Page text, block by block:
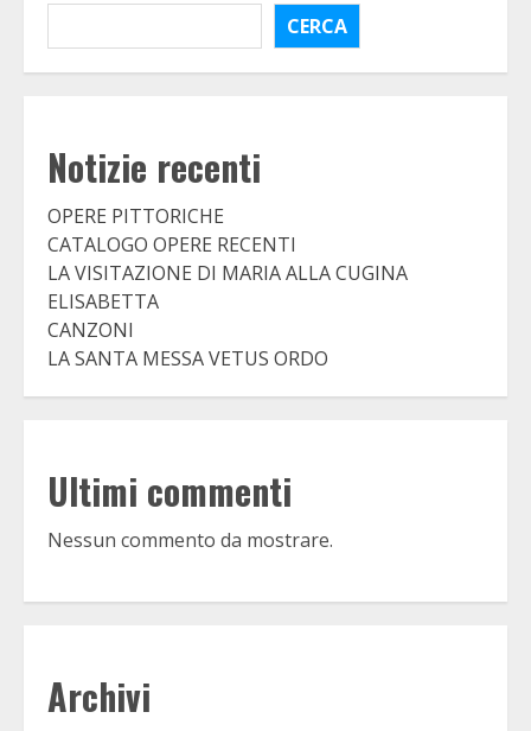
CERCA
Notizie recenti
OPERE PITTORICHE
CATALOGO OPERE RECENTI
LA VISITAZIONE DI MARIA ALLA CUGINA
ELISABETTA
CANZONI
LA SANTA MESSA VETUS ORDO
Ultimi commenti
Nessun commento da mostrare.
Archivi